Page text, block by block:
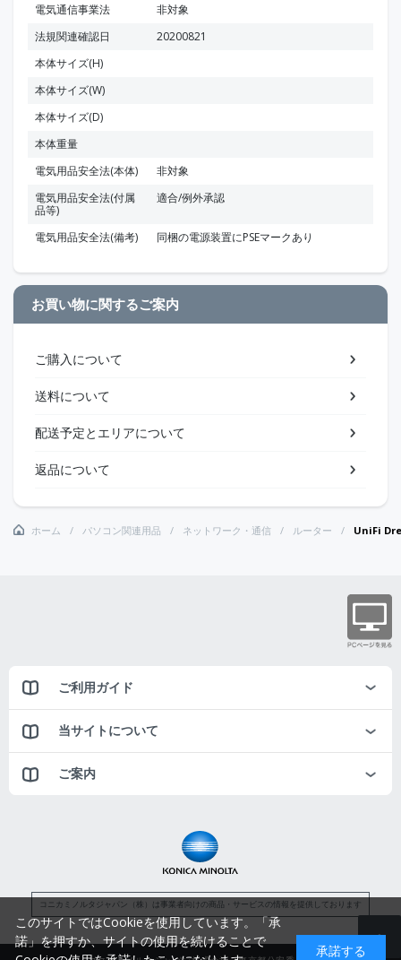
電気通信事業法
非対象
法規関連確認日
20200821
本体サイズ(H)
本体サイズ(W)
本体サイズ(D)
本体重量
電気用品安全法(本体)
非対象
電気用品安全法(付属
品等)
適合/例外承認
電気用品安全法(備考) 同梱の電源装置にPSEマークあり
お買い物に関するご案内
ご購入について
送料について
配送予定とエリアについて
返品について
ホーム パソコン関連用品 ネットワーク・通信 ルーター UniFi
ご利用ガイド
当サイトについて
ご案内
コニカミノルタジャパン（株）は事業者向けの商品・サービスの情報を提供しております
このサイトではCookieを使用しています。「承
諾」を押すか、サイトの使用を続けることで
承諾する